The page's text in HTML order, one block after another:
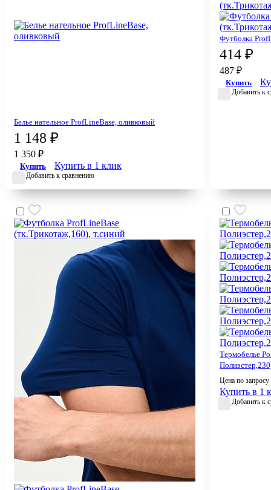
Белье нательное ProfLineBase, оливковый
1 148 ₽
1 350 ₽
Купить Купить в 1 клик
Добавить к сравнению
Футболка
414 ₽
487 ₽
Купить
Добавить к
Термобелье
Цена по запросу
Купить в 1
Добавить к